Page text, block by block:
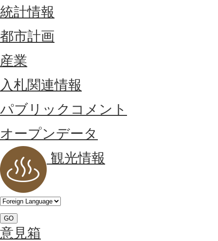
統計情報
都市計画
産業
入札関連情報
パブリックコメント
オープンデータ
観光情報
GO
意見箱